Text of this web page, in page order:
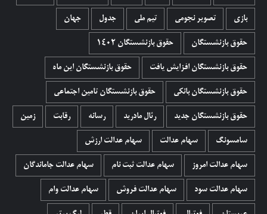
بازی تصویر نجومی تیم ملی جدول جهان
حقوق بازنشستگان حقوق بازنشستگان 1402
حقوق بازنشستگان افزایش یافت حقوق بازنشستگان این ماه
حقوق بازنشستگان بانکی حقوق بازنشستگان تامین اجتماعی
حقوق بازنشستگان جدید رئال مادرید رسانه رقابت زمین
سامسونگ سهام عدالت سهام عدالت ارزش
سهام عدالت امروز سهام عدالت ثبت نام سهام عدالت جاماندگان
سهام عدالت سود سهام عدالت فروش سهام عدالت وام